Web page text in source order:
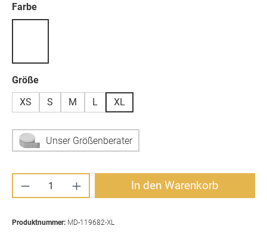
Farbeauswählen
Größeauswählen
XS
S M L XL
Unser Größenberater
Produkt Anzahl: Gib den gewünschten
In den Warenkorb
Produktnummer: MD-119682-XL